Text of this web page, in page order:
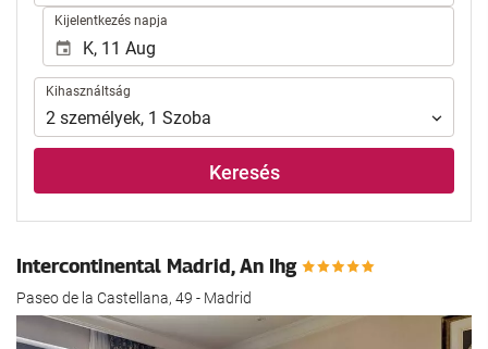
Kijelentkezés napja
Kihasználtság
Kihasználtság
2 személyek, 1 Szoba
Keresés
Intercontinental Madrid, An Ihg
Paseo de la Castellana, 49 - Madrid